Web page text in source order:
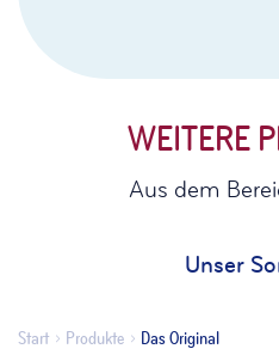
WEITERE
Aus dem
Unser
Start Produkte Das Original